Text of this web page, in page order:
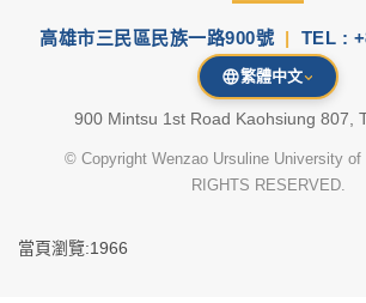
高雄市三民區民族一路900號 | TEL :
繁體中文
900 Mintsu 1st Road Kaohsiung 807,
© Copyright Wenzao Ursuline University of
RIGHTS RESERVED.
當頁瀏覽:1966